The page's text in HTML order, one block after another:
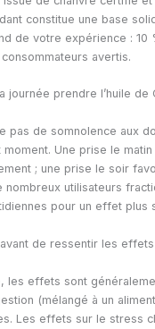
constitue une base
de votre expérience : 10
avertis.
journée prendre l’huile de
pas de somnolence aux
Une prise le
; une prise le soir
nombreux utilisateurs
pour un effet plus
de ressentir les effets
les effets sont
(mélangé à un
Les effets sur le stress